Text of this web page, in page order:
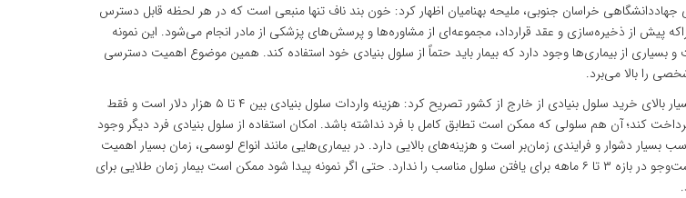
خراسان جنوبی، ملیحه بهنامیان اظهار کرد: خون بند ناف تنها منبعی است که در هر لحظه قابل دسترس
پیش از ذخیره‌سازی و عقد قرارداد، مجموعه‌ای از مشاوره‌ها و پرسش‌های پزشکی از مادر انجام می‌شود. این نمونه
بسیاری از بیماری‌ها وجود دارد که بیمار باید حتماً از سلول بنیادی خود استفاده کند. همین موضوع اهمیت دسترسی
را بالا می‌برد.
وی با اشاره به هزینه بسیار بالای خرید سلول بنیادی از خارج از کشور تصریح کرد: هزینه واردات سلول بنیادی بین ۴ تا ۵ هزار دلار است و فقط
کند؛ آن هم سلولی که ممکن است تطابق کامل با فرد نداشته باشد. امکان استفاده از سلول بنیادی فرد دیگر وجود
بسیار دشوار و فرایندی زمان‌بر است و هزینه‌های بالایی دارد. در بیماری‌هایی مانند انواع لوسمی، زمان بسیار اهمیت
دارد و بیمار فرصت جست‌وجو در بازه ۳ تا ۶ ماهه برای یافتن سلول مناسب را ندارد. حتی اگر نمونه پیدا شود ممکن است بیمار زمان طلایی برای